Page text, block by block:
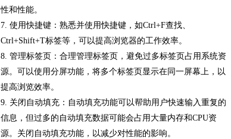
性和性能。
7. 使用快捷键：熟悉并使用快捷键，如Ctrl+F查找、
Ctrl+Shift+T标签等，可以提高浏览器的工作效率。
8. 管理标签页：合理管理标签页，避免过多标签页占用系统资
源。可以使用分屏功能，将多个标签页显示在同一屏幕上，以
提高浏览效率。
9. 关闭自动填充：自动填充功能可以帮助用户快速输入重复的
信息，但过多的自动填充数据可能会占用大量内存和CPU资
源。关闭自动填充功能，以减少对性能的影响。